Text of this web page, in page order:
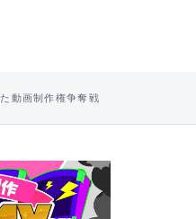
動画制作権争奪戦